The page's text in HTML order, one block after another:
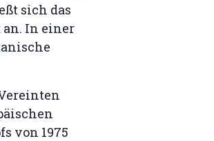
sich das
In einer
von 1975